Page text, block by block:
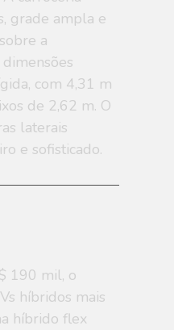
grade ampla e
a
com 4,31 m
de 2,62 m. O
laterais
e sofisticado.
190 mil, o
híbridos mais
híbrido flex